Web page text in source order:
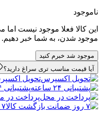
ناموجود
این کالا فعلا موجود نیست اما
موجود شدن، به شما خبر دهیم.
موجود شد خبرم کنید
آیا قیمت مناسب تری سراغ دارید؟
تحویل
پشتیبانی ۲۴ ساعته
پرداخت در
۷ روز ضمانت بازگشت کالا